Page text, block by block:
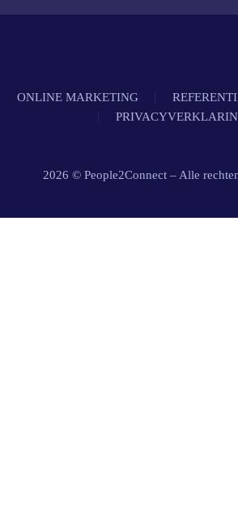
ONLINE MARKETING
2026 © People2Connect – Alle